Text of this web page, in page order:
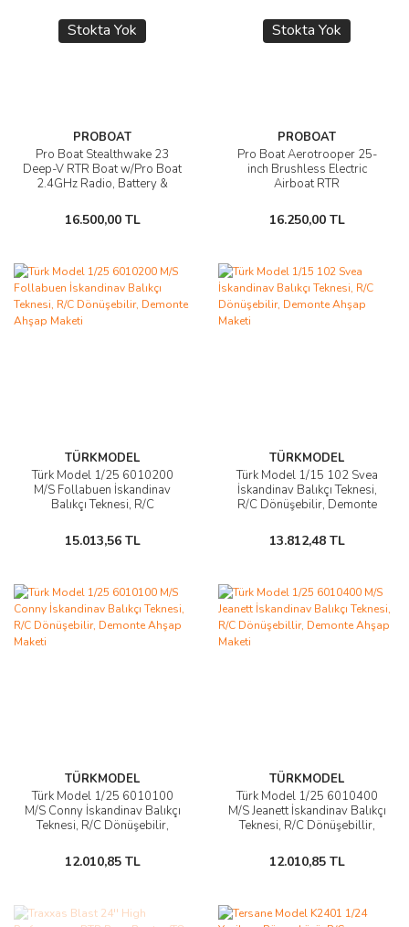
Stokta Yok
PROBOAT
Pro Boat Stealthwake 23
Deep-V RTR Boat w/Pro Boat
2.4GHz Radio, Battery &
16.500,00 TL
Stokta Yok
PROBOAT
Pro Boat Aerotrooper 25-
inch Brushless Electric
Airboat RTR
16.250,00 TL
TÜRKMODEL
Türk Model 1/25 6010200
M/S Follabuen İskandinav
Balıkçı Teknesi, R/C
Maketi
15.013,56 TL
TÜRKMODEL
Türk Model 1/15 102 Svea
İskandinav Balıkçı Teknesi,
R/C Dönüşebilir, Demonte
13.812,48 TL
TÜRKMODEL
Türk Model 1/25 6010100
M/S Conny İskandinav Balıkçı
Teknesi, R/C Dönüşebilir,
12.010,85 TL
TÜRKMODEL
Türk Model 1/25 6010400
M/S Jeanett İskandinav Balıkçı
Teknesi, R/C Dönüşebillir,
12.010,85 TL